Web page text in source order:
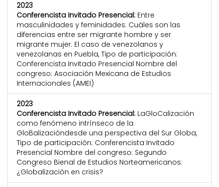
2023
Conferencista Invitado Presencial: Entre
masculinidades y feminidades: Cuáles son las
diferencias entre ser migrante hombre y ser
migrante mujer. El caso de venezolanos y
venezolanas en Puebla, Tipo de participación:
Conferencista Invitado Presencial Nombre del
congreso: Asociación Mexicana de Estudios
Internacionales (AMEI)
2023
Conferencista Invitado Presencial: LaGloCalización
como fenómeno intrínseco de la
GloBalizacióndesde una perspectiva del Sur Globa,
Tipo de participación: Conferencista Invitado
Presencial Nombre del congreso: Segundo
Congreso Bienal de Estudios Norteamericanos:
¿Globalización en crisis?